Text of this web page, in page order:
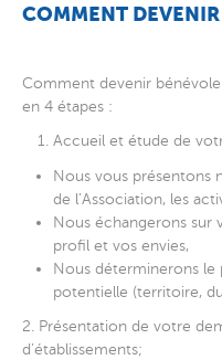
COMMENT
Comment devenir bénévole
en 4 étapes :
Accueil et étude de
Nous vous présentons
de l’Association, les
Nous échangerons sur
profil et vos envies,
Nous déterminerons
potentielle (territoire,
2. Présentation de votre
d’établissements;